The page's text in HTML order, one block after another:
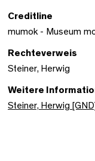
Creditline
mumok - Museum
Rechteverweis
Steiner, Herwig
Weitere
Steiner, Herwig [GND]